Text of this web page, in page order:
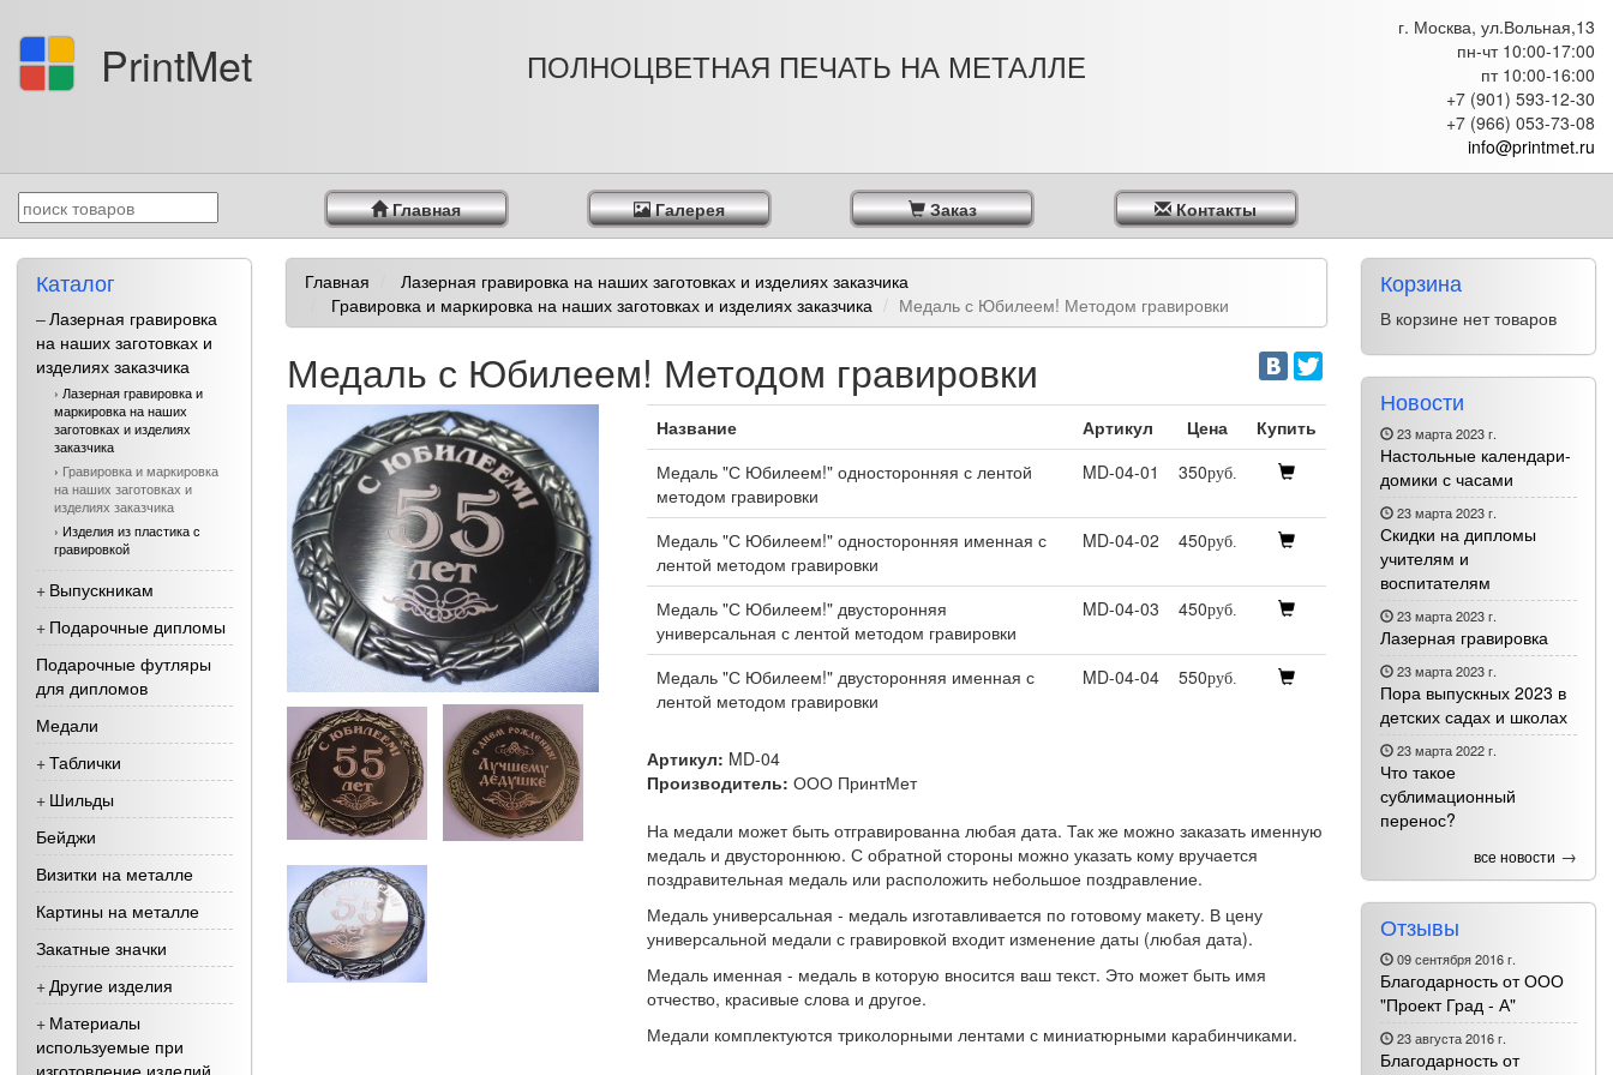
PrintMet ПОЛНОЦВЕТНАЯ ПЕЧАТЬ НА МЕТАЛЛЕ
г. Москва, ул.Вольная,13
пн-чт 10:00-17:00
пт 10:00-16:00
+7 (901) 593-12-30
+7 (966) 053-73-08
info@printmet.ru
Главная Галерея Заказ Контакты
Каталог
Лазерная гравировка
на наших заготовках и
изделиях заказчика
› Лазерная гравировка и
маркировка на наших
заготовках и изделиях
заказчика
› Гравировка и маркировка
на наших заготовках и
изделиях заказчика
› Изделия из пластика с
гравировкой
Выпускникам
Подарочные дипломы
Подарочные футляры
для дипломов
Медали
Таблички
Шильды
Бейджи
Визитки на металле
Картины на металле
Закатные значки
Другие изделия
Материалы
используемые при
изготовление изделий
Главная
Лазерная гравировка на наших заготовках и изделиях заказчика
Гравировка и маркировка на наших заготовках и изделиях заказчика
Медаль с Юбилеем! Методом гравировки
Медаль с Юбилеем! Методом гравировки
Название Артикул Цена
Купить
Медаль "С Юбилеем!" односторонняя с лентой
методом гравировки
MD-04-01 350руб.
Медаль "С Юбилеем!" односторонняя именная с
лентой методом гравировки
MD-04-02 450руб.
Медаль "С Юбилеем!" двусторонняя
универсальная с лентой методом гравировки
MD-04-03 450руб.
Медаль "С Юбилеем!" двусторонняя именная с
лентой методом гравировки
MD-04-04 550руб.
Артикул: MD-04
Производитель: ООО ПринтМет
На медали может быть отгравированна любая дата. Так же можно заказать именную
медаль и двустороннюю. С обратной стороны можно указать кому вручается
поздравительная медаль или расположить небольшое поздравление.
Медаль универсальная - медаль изготавливается по готовому макету. В цену
универсальной медали с гравировкой входит изменение даты (любая дата).
Медаль именная - медаль в которую вносится ваш текст. Это может быть имя
отчество, красивые слова и другое.
Медали комплектуются триколорными лентами с миниатюрными карабинчиками.
Корзина
В корзине нет товаров
Новости
23 марта 2023 г.
Настольные календари-
домики с часами
23 марта 2023 г.
Скидки на дипломы
учителям и
воспитателям
23 марта 2023 г.
Лазерная гравировка
23 марта 2023 г.
Пора выпускных 2023 в
детских садах и школах
23 марта 2022 г.
Что такое
сублимационный
перенос?
все новости →
Отзывы
09 сентября 2016 г.
Благодарность от ООО
"Проект Град - А"
23 августа 2016 г.
Благодарность от